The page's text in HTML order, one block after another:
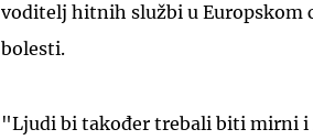
voditelj hitnih službi u Europskom
bolesti.
"Ljudi bi također trebali biti mirni